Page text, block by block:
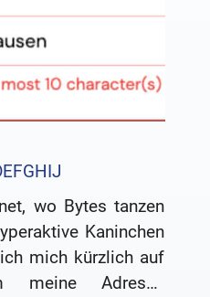
wo Bytes tanzen
Kaninchen
mich kürzlich auf
meine Adresse